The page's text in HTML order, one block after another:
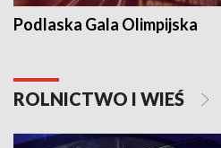
Podlaska Gala Olimpijska
ROLNICTWO I WIEŚ